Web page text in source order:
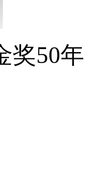
奖50年